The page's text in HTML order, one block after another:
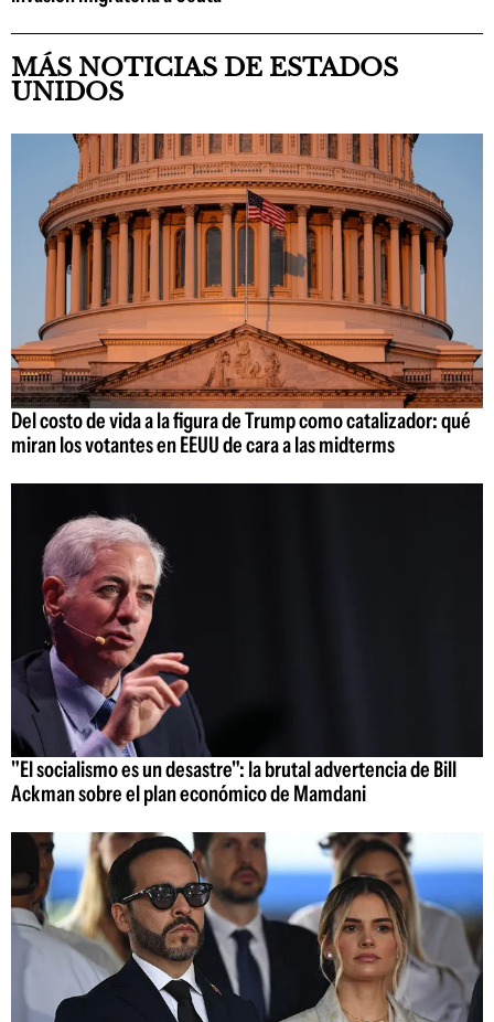
MÁS NOTICIAS DE ESTADOS
UNIDOS
Del costo de vida a la figura de Trump como catalizador: qué
miran los votantes en EEUU de cara a las midterms
"El socialismo es un desastre": la brutal advertencia de Bill
Ackman sobre el plan económico de Mamdani